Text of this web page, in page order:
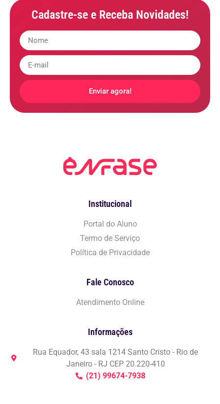
Cadastre-se e Receba Novidades!
Enviar agora!
Institucional
Portal do Aluno
Termo de Serviço
Política de Privacidade
Fale Conosco
Atendimento Online
Informações
Rua Equador, 43 sala 1214 Santo Cristo - Rio de
Janeiro - RJ CEP 20.220-410
(21) 99674-7938